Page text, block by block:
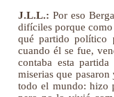
J.L.L.: Por eso
difíciles porque
qué partido político
cuando él se fue,
contaba esta
miserias que
todo el mundo: hizo